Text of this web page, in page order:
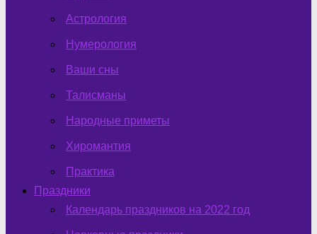
Астрология
Нумерология
Ваши сны
Талисманы
Народные приметы
Хиромантия
Практика
Праздники
Календарь праздников на 2022 год